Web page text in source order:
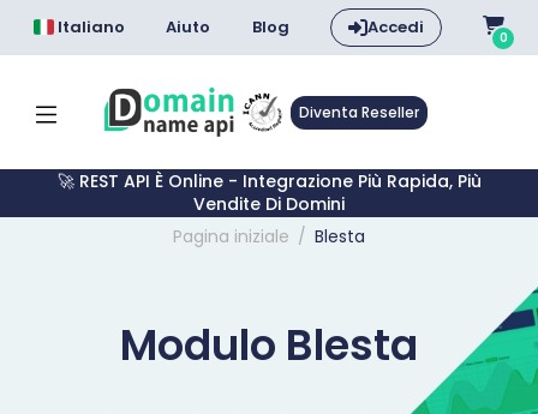
Italiano Aiuto Blog Accedi 0
Diventa Reseller
🚀 REST API È Online - Integrazione Più Rapida, Più
Vendite Di Domini
Pagina iniziale
Blesta
Modulo Blesta